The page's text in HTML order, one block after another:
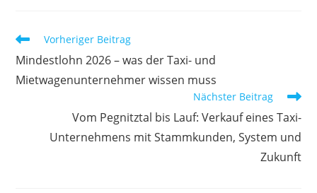
Weitere
Artikel
ansehen
Vorheriger Beitrag
Mindestlohn 2026 – was der Taxi- und
Mietwagenunternehmer wissen muss
Nächster Beitrag
Vom Pegnitztal bis Lauf: Verkauf eines Taxi-
Unternehmens mit Stammkunden, System und
Zukunft